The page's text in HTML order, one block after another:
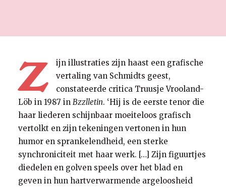
Z
ijn illustraties zijn haast een grafische
vertaling van Schmidts geest,
constateerde critica Truusje Vrooland-
Löb in 1987 in Bzzlletin. ‘Hij is de eerste tenor die
haar liederen schijnbaar moeiteloos grafisch
vertolkt en zijn tekeningen vertonen in hun
humor en sprankelendheid, een sterke
synchroniciteit met haar werk. […] Zijn figuurtjes
diedelen en golven speels over het blad en
geven in hun hartverwarmende argeloosheid